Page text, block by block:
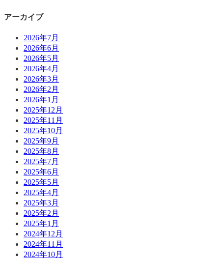
アーカイブ
2026年7月
2026年6月
2026年5月
2026年4月
2026年3月
2026年2月
2026年1月
2025年12月
2025年11月
2025年10月
2025年9月
2025年8月
2025年7月
2025年6月
2025年5月
2025年4月
2025年3月
2025年2月
2025年1月
2024年12月
2024年11月
2024年10月